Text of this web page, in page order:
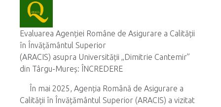
Evaluarea Agenției Române de Asigurare a Calității
în Învățământul Superior
(ARACIS) asupra Universității „Dimitrie Cantemir”
din Târgu-Mureș: ÎNCREDERE
În mai 2025, Agenția Română de Asigurare a
Calității în Învățământul Superior (ARACIS) a vizitat